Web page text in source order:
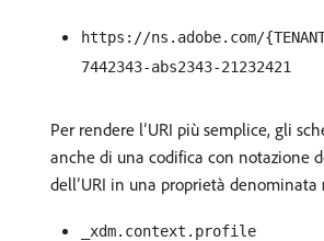
https://ns.adobe.com/
7442343-abs2343-21232421
Per rendere l’URI più semplice, gli
anche di una codifica con notazione
dell’URI in una proprietà denominata
_xdm.context.profile